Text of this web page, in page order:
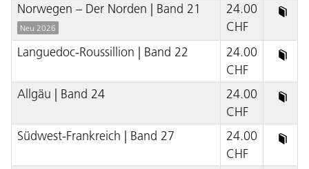
Norwegen – Der Norden | Band 21
Neu 2026
24.00
CHF
Languedoc-Roussillion | Band 22
24.00
CHF
Allgäu | Band 24
24.00
CHF
Südwest-Frankreich | Band 27
24.00
CHF